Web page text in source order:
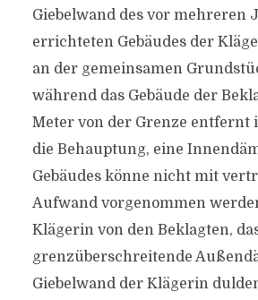
Giebelwand des vor mehreren
errichteten Gebäudes der
an der gemeinsamen
während das Gebäude der
Meter von der Grenze entfernt
die Behauptung, eine
Gebäudes könne nicht mit
Aufwand vorgenommen
Klägerin von den Beklagten,
grenzüberschreitende
Giebelwand der Klägerin